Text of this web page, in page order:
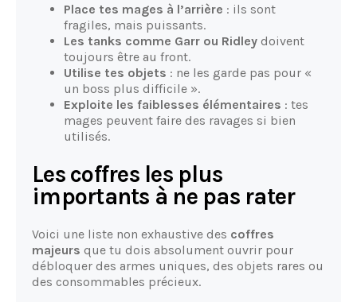
Place tes mages à l’arrière : ils sont
fragiles, mais puissants.
Les tanks comme Garr ou Ridley doivent
toujours être au front.
Utilise tes objets : ne les garde pas pour «
un boss plus difficile ».
Exploite les faiblesses élémentaires : tes
mages peuvent faire des ravages si bien
utilisés.
Les coffres les plus
importants à ne pas rater
Voici une liste non exhaustive des coffres
majeurs que tu dois absolument ouvrir pour
débloquer des armes uniques, des objets rares ou
des consommables précieux.